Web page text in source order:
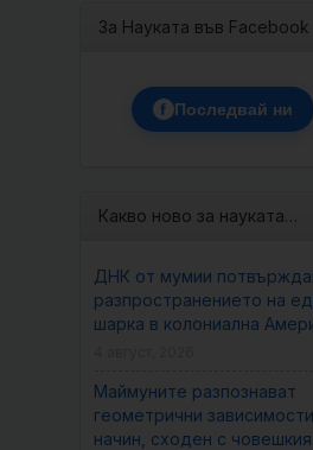
За Науката във Facebook
f Последвай ни
Какво ново за науката…
ДНК от мумии
разпространението на
шарка в колониална
Маймуните разпознават
геометрични
начин, сходен с човешкия